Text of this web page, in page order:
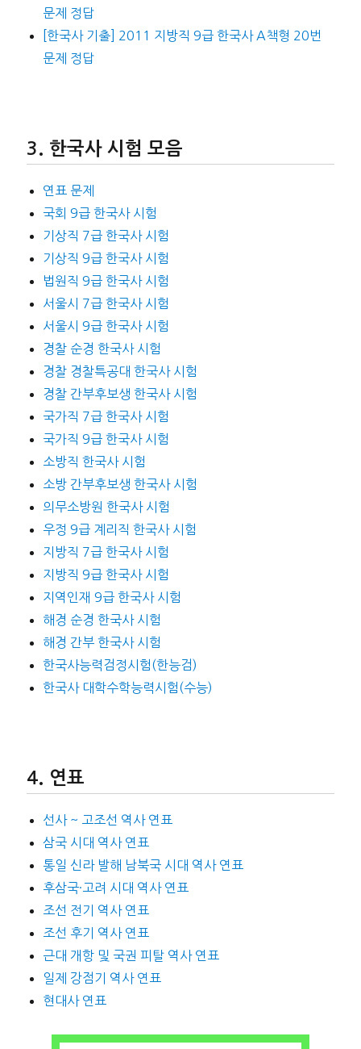
문제 정답
[한국사 기출] 2011 지방직 9급 한국사 A책형 20번
문제 정답
한국사 시험 모음
연표 문제
국회 9급 한국사 시험
기상직 7급 한국사 시험
기상직 9급 한국사 시험
법원직 9급 한국사 시험
서울시 7급 한국사 시험
서울시 9급 한국사 시험
경찰 순경 한국사 시험
경찰 경찰특공대 한국사 시험
경찰 간부후보생 한국사 시험
국가직 7급 한국사 시험
국가직 9급 한국사 시험
소방직 한국사 시험
소방 간부후보생 한국사 시험
의무소방원 한국사 시험
우정 9급 계리직 한국사 시험
지방직 7급 한국사 시험
지방직 9급 한국사 시험
지역인재 9급 한국사 시험
해경 순경 한국사 시험
해경 간부 한국사 시험
한국사능력검정시험(한능검)
한국사 대학수학능력시험(수능)
연표
선사 ~ 고조선 역사 연표
삼국 시대 역사 연표
통일 신라 발해 남북국 시대 역사 연표
후삼국·고려 시대 역사 연표
조선 전기 역사 연표
조선 후기 역사 연표
근대 개항 및 국권 피탈 역사 연표
일제 강점기 역사 연표
현대사 연표